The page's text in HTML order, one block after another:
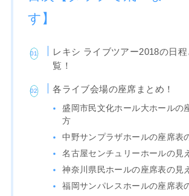
す】
レキシ ライブツアー2018の日
覧！
各ライブ会場の座席まとめ！
盛岡市民文化ホール大ホールの
方
中野サンプラザホールの座席表
名古屋センチュリーホールの見
神奈川県民ホールの座席表の見
福岡サンパレスホールの座席表